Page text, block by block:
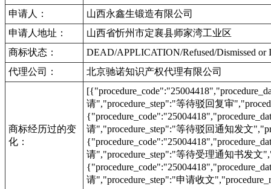
申请人：
山西永鑫生锻造有限公司
申请人地址：
山西省忻州市定襄县师家湾工业区
商标状态：
DEAD/APPLICATION/Refused/Dismissed
代理公司：
北京驰诺知识产权代理有限公司
商标经历过的变
化：
请","procedure_step":"等待驳回复审
请","procedure_step":"等待驳回通知发文
请","procedure_step":"等待受理通知书发文
请","procedure_step":"申请收文